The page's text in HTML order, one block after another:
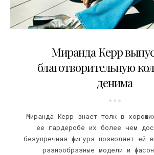
Миранда Керр
благотворительную
денима
Миранда Керр знает толк в
ее гардеробе их более чем
безупречная фигура позволяет ей
разнообразные модели и